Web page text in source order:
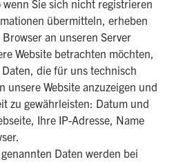
Sie sich nicht registrieren
übermitteln, erheben
an unseren Server
Website betrachten möchten,
die für uns technisch
Website anzuzeigen und
zu gewährleisten: Datum und
Ihre IP-Adresse, Name
Daten werden bei